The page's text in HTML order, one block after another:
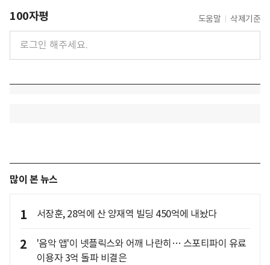
100자평 도움말 삭제기준
많이 본 뉴스
1 서장훈, 28억에 산 양재역 빌딩 450억에 내놨다
2
'음악 앱'이 넷플릭스와 어깨 나란히… 스포티파이 유료
이용자 3억 돌파 비결은